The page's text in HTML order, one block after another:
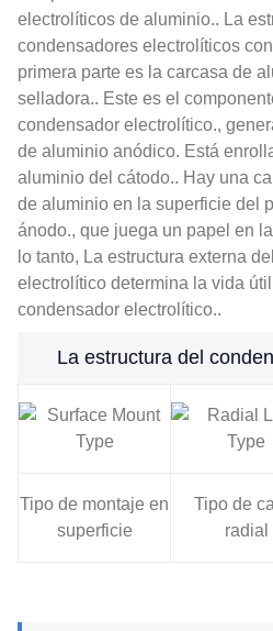
electrolíticos de aluminio.. La
condensadores electrolíticos
primera parte es la carcasa de
selladora.. Este es el
condensador electrolítico.,
de aluminio anódico. Está
aluminio del cátodo.. Hay una
de aluminio en la superficie del
ánodo., que juega un papel en
lo tanto, La estructura externa
electrolítico determina la vida
condensador electrolítico..
La estructura del
Tipo de montaje en
superficie
Tipo de
radial